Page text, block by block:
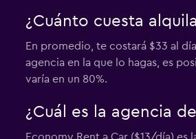
1 punto de alquiler
1 punto de alquiler
¿Cuánto cuesta
En promedio, te costará $33 al
agencia en la que lo hagas, es
varía en un 80%.
¿Cuál es la agencia